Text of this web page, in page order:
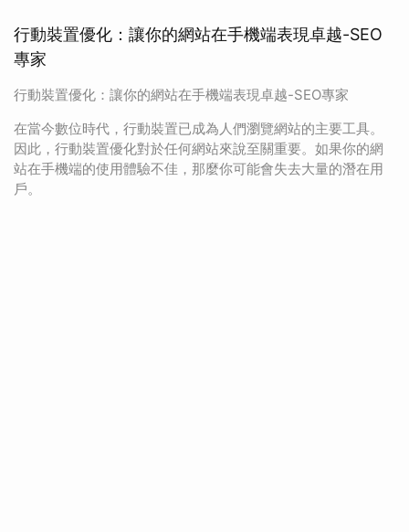
行動裝置優化：讓你的網站在手機端表現卓越-SEO
專家
行動裝置優化：讓你的網站在手機端表現卓越-SEO專家
在當今數位時代，行動裝置已成為人們瀏覽網站的主要工具。
因此，行動裝置優化對於任何網站來說至關重要。如果你的網
站在手機端的使用體驗不佳，那麼你可能會失去大量的潛在用
戶。